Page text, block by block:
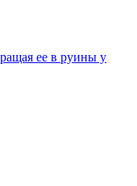
ее в руины у